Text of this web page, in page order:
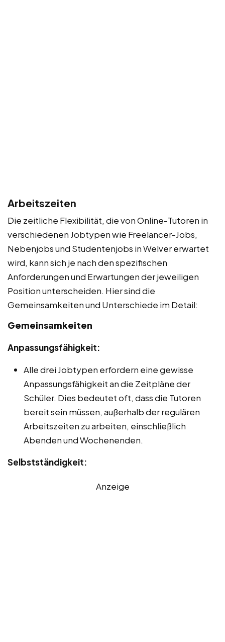
Arbeitszeiten
Die zeitliche Flexibilität, die von Online-Tutoren in
verschiedenen Jobtypen wie Freelancer-Jobs,
Nebenjobs und Studentenjobs in Welver erwartet
wird, kann sich je nach den spezifischen
Anforderungen und Erwartungen der jeweiligen
Position unterscheiden. Hier sind die
Gemeinsamkeiten und Unterschiede im Detail:
Gemeinsamkeiten
Anpassungsfähigkeit:
Alle drei Jobtypen erfordern eine gewisse
Anpassungsfähigkeit an die Zeitpläne der
Schüler. Dies bedeutet oft, dass die Tutoren
bereit sein müssen, außerhalb der regulären
Arbeitszeiten zu arbeiten, einschließlich
Abenden und Wochenenden.
Selbstständigkeit:
Anzeige